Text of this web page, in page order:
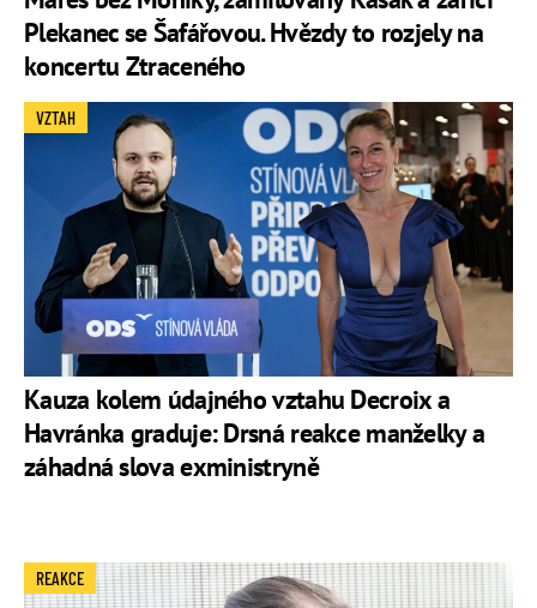
Plekanec se Šafářovou. Hvězdy to rozjely na
koncertu Ztraceného
Kauza kolem údajného vztahu Decroix a
Havránka graduje: Drsná reakce manželky a
záhadná slova exministryně
VZTAH
REAKCE